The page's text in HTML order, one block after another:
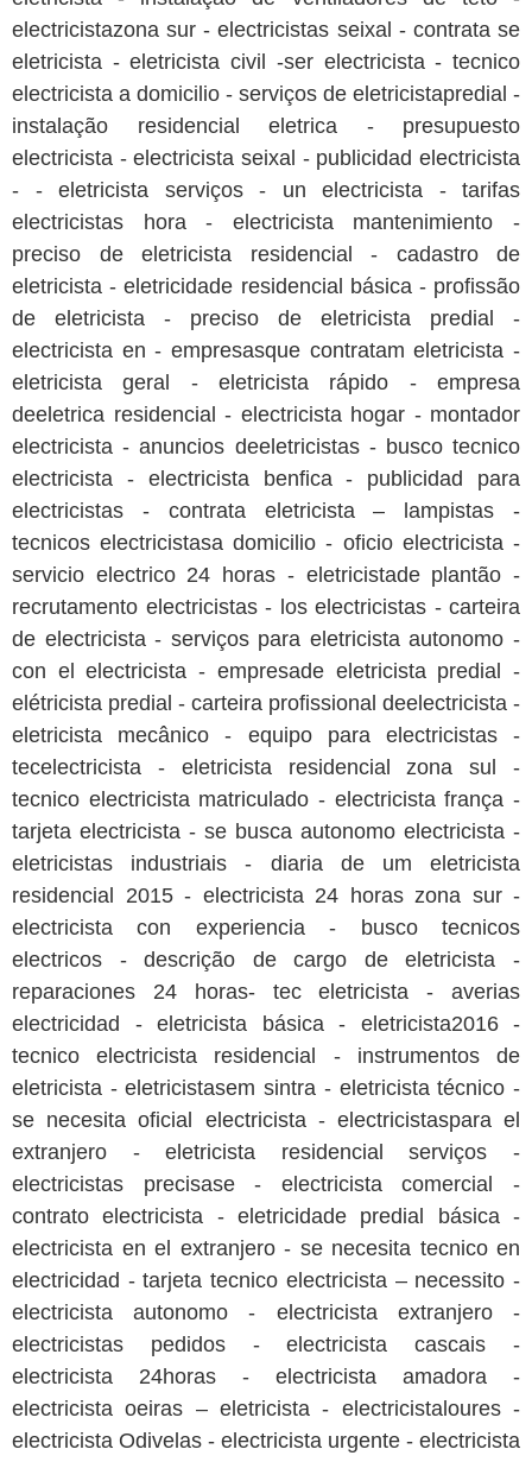
electricistazona sur - electricistas seixal - contrata se
eletricista - eletricista civil -ser electricista - tecnico
electricista a domicilio - serviços de eletricistapredial -
instalação residencial eletrica - presupuesto
electricista - electricista seixal - publicidad electricista
- - eletricista serviços - un electricista - tarifas
electricistas hora - electricista mantenimiento -
preciso de eletricista residencial - cadastro de
eletricista - eletricidade residencial básica - profissão
de eletricista - preciso de eletricista predial -
electricista en - empresasque contratam eletricista -
eletricista geral - eletricista rápido - empresa
deeletrica residencial - electricista hogar - montador
electricista - anuncios deeletricistas - busco tecnico
electricista - electricista benfica - publicidad para
electricistas - contrata eletricista – lampistas -
tecnicos electricistasa domicilio - oficio electricista -
servicio electrico 24 horas - eletricistade plantão -
recrutamento electricistas - los electricistas - carteira
de electricista - serviços para eletricista autonomo -
con el electricista - empresade eletricista predial -
elétricista predial - carteira profissional deelectricista -
eletricista mecânico - equipo para electricistas -
tecelectricista - eletricista residencial zona sul -
tecnico electricista matriculado - electricista frança -
tarjeta electricista - se busca autonomo electricista -
eletricistas industriais - diaria de um eletricista
residencial 2015 - electricista 24 horas zona sur -
electricista con experiencia - busco tecnicos
electricos - descrição de cargo de eletricista -
reparaciones 24 horas- tec eletricista - averias
electricidad - eletricista básica - eletricista2016 -
tecnico electricista residencial - instrumentos de
eletricista - eletricistasem sintra - eletricista técnico -
se necesita oficial electricista - electricistaspara el
extranjero - eletricista residencial serviços -
electricistas precisase - electricista comercial -
contrato electricista - eletricidade predial básica -
electricista en el extranjero - se necesita tecnico en
electricidad - tarjeta tecnico electricista – necessito -
electricista autonomo - electricista extranjero -
electricistas pedidos - electricista cascais -
electricista 24horas - electricista amadora -
electricista oeiras – eletricista - electricistaloures -
electricista Odivelas - electricista urgente - electricista